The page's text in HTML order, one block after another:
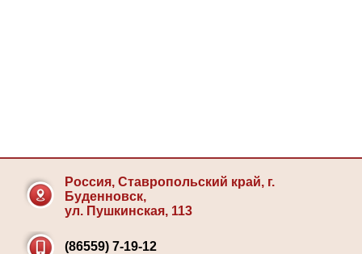
Россия, Ставропольский край, г.
Буденновск,
ул. Пушкинская, 113
(86559) 7-19-12